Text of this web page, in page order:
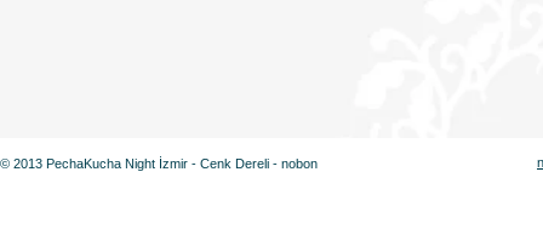
© 2013 PechaKucha Night İzmir - Cenk Dereli - nobon